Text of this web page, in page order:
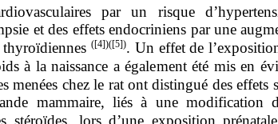
par un risque
et des effets endocriniens par une
thyroïdiennes ([4])([5]). Un effet de
à la naissance a également été mis en
menées chez le rat ont distingué des effets
mammaire, liés à une modification
stéroïdes, lors d’une exposition